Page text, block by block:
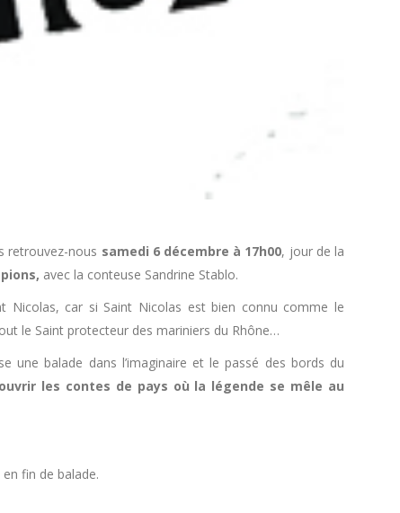
retrouvez-nous samedi 6 décembre à 17h00, jour de la
avec la conteuse Sandrine Stablo.
Nicolas, car si Saint Nicolas est bien connu comme le
le Saint protecteur des mariniers du Rhône…
une balade dans l’imaginaire et le passé des bords du
les contes de pays où la légende se mêle au
fin de balade.